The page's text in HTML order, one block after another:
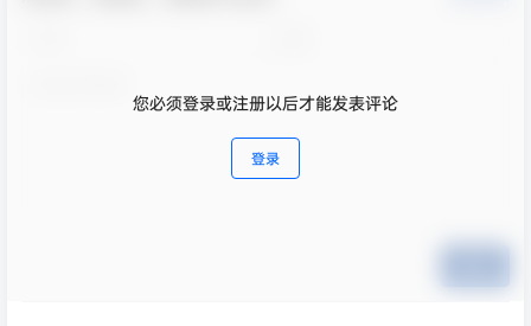
您必须登录或注册以后才能发表评论
登录